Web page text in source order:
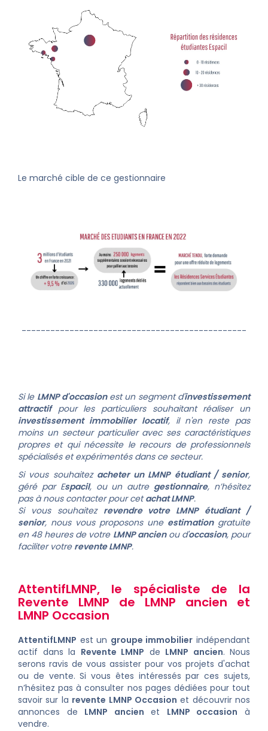
Le marché cible de ce gestionnaire
-----------------------------------------------
Si le LMNP d'occasionest un segment d'investissement
attractifpour les particuliers souhaitant réaliser un
investissement immobilier locatif, il n'en reste pas
moins un secteur particulier avec ses caractéristiques
propres et qui nécessite le recours de professionnels
spécialisés et expérimentés dans ce secteur.
Si vous souhaitez acheter un LMNP étudiant / senior,
géré par Espacil, ou un autre gestionnaire, n’hésitez
pas à nous contacter pour cetachat LMNP.
Si vous souhaitez revendre votre LMNP étudiant /
senior, nous vous proposons une estimationgratuite
en 48 heures de votre LMNP ancienou d'occasion, pour
faciliter votre revente LMNP.
AttentifLMNP, le spécialiste de la
Revente LMNP de LMNP ancien et
LMNP Occasion
AttentifLMNP est un groupe immobilier indépendant
actif dans la Revente LMNP de LMNP ancien. Nous
serons ravis de vous assister pour vos projets d'achat
ou de vente. Si vous êtes intéressés par ces sujets,
n’hésitez pas à consulter nos pages dédiées pour tout
savoir sur la revente LMNP Occasion et découvrir nos
annonces de LMNP ancien et LMNP occasion à
vendre.